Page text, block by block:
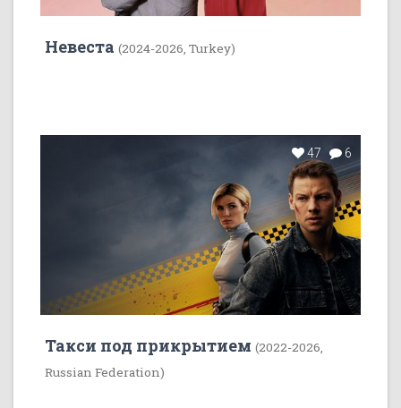
Невеста (2024-2026, Turkey)
47 6
Такси под прикрытием (2022-2026,
Russian Federation)